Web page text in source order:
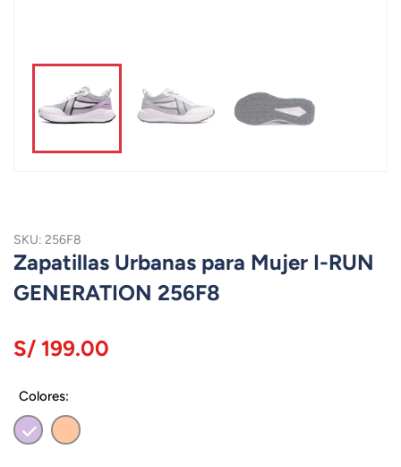
SKU: 256F8
Zapatillas Urbanas para Mujer I-RUN
GENERATION 256F8
S/ 199.00
Colores: